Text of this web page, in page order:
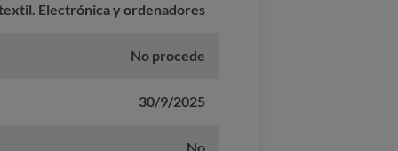
Electrónica y ordenadores
No procede
30/9/2025
No